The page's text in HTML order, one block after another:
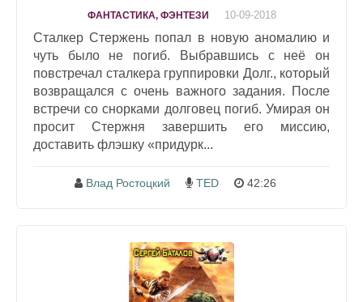
ФАНТАСТИКА, ФЭНТЕЗИ 10-09-2018
Сталкер Стержень попал в новую аномалию и
чуть было не погиб. Выбравшись с неё он
повстречал сталкера группировки Долг., который
возвращался с очень важного задания. После
встречи со снорками долговец погиб. Умирая он
просит Стержня завершить его миссию,
доставить флэшку «придурк...
Влад Ростоцкий TED 42:26